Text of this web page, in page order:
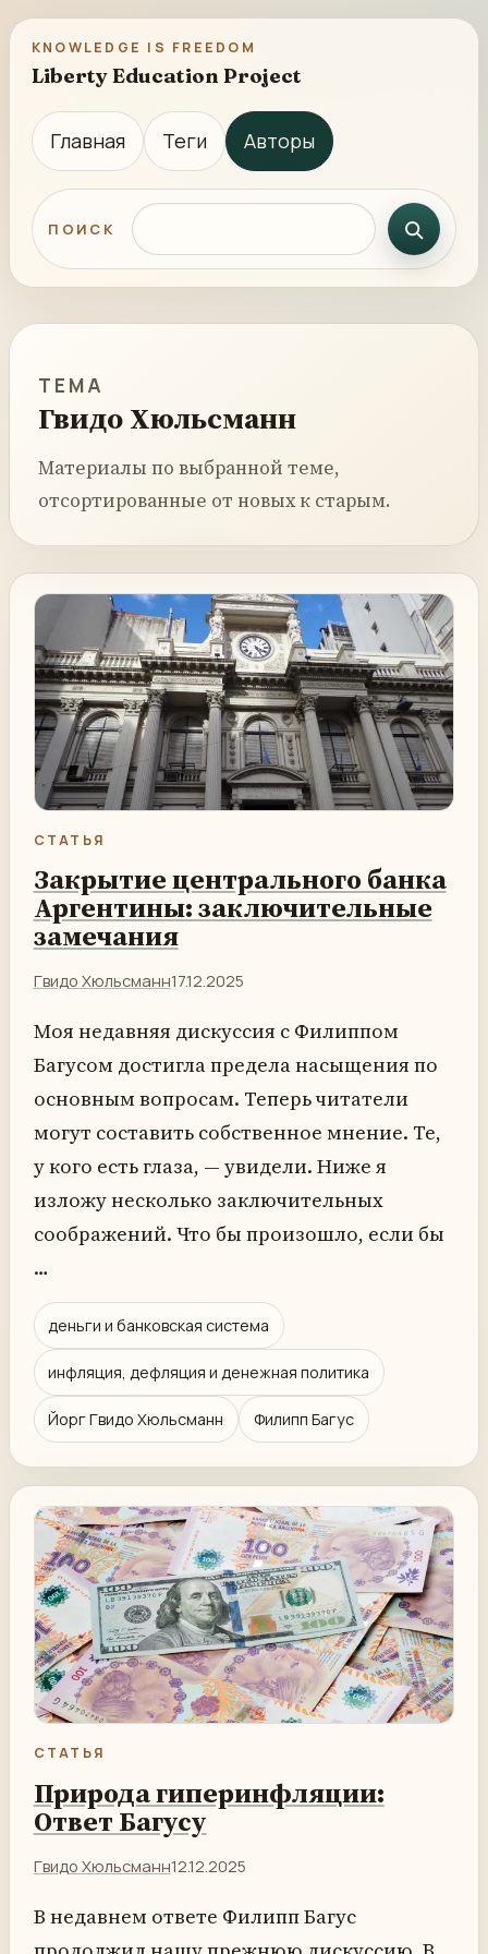
KNOWLEDGE IS FREEDOM
Liberty Education Project
Главная Теги Авторы
ПОИСК Поиск по сайту
ТЕМА
Гвидо Хюльсманн
Материалы по выбранной теме,
отсортированные от новых к старым.
СТАТЬЯ
Закрытие центрального банка
Аргентины: заключительные
замечания
Гвидо Хюльсманн17.12.2025
Моя недавняя дискуссия с Филиппом
Багусом достигла предела насыщения по
основным вопросам. Теперь читатели
могут составить собственное мнение. Те,
у кого есть глаза, — увидели. Ниже я
изложу несколько заключительных
соображений. Что бы произошло, если бы
…
деньги и банковская система
инфляция, дефляция и денежная политика
Йорг Гвидо Хюльсманн Филипп Багус
СТАТЬЯ
Природа гиперинфляции:
Ответ Багусу
Гвидо Хюльсманн12.12.2025
В недавнем ответе Филипп Багус